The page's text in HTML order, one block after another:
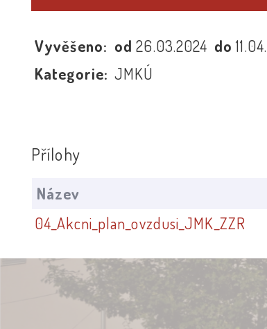
Vyvěšeno: od26.03.2024 do
Kategorie: JMKÚ
Přílohy
Název
04_Akcni_plan_ovzdusi_JMK_ZZR